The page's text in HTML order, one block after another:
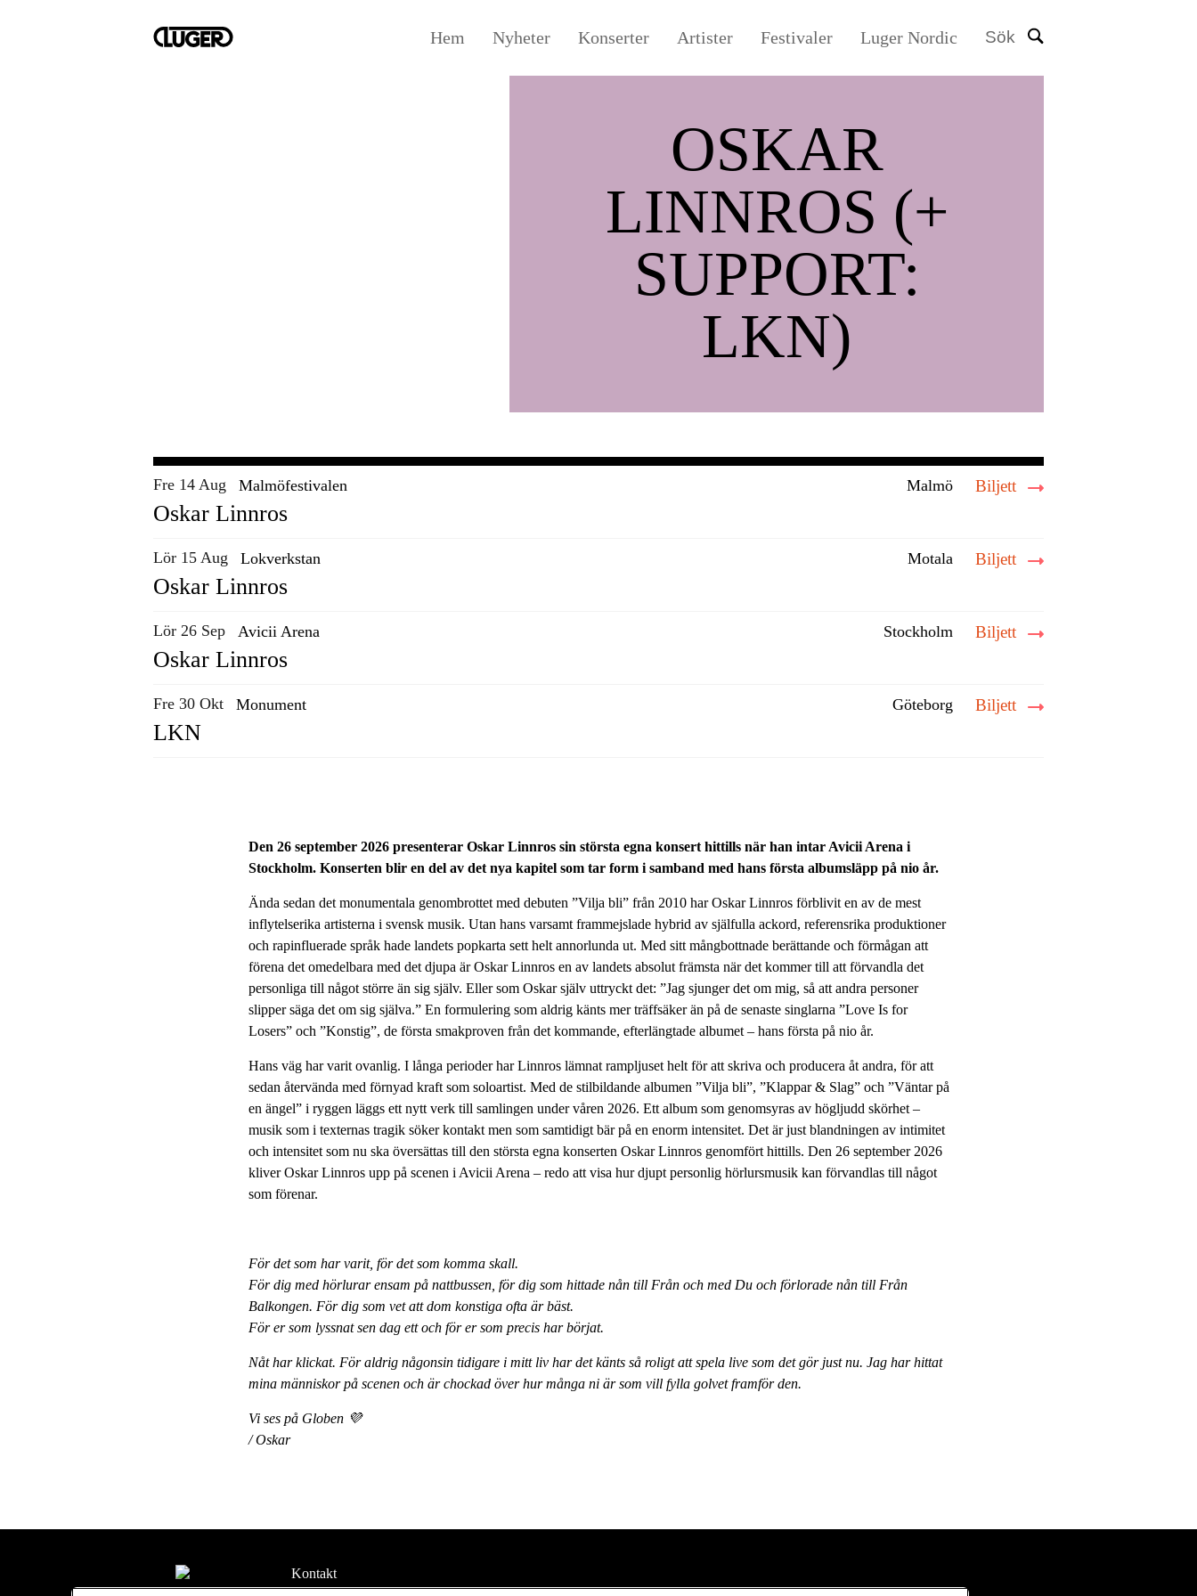
Hem Nyheter Konserter Artister Festivaler Luger Nordic Sök
OSKAR
LINNROS (+
SUPPORT:
LKN)
Fre 14 Aug Malmöfestivalen Malmö Biljett
Oskar Linnros
Lör 15 Aug Lokverkstan Motala Biljett
Oskar Linnros
Lör 26 Sep Avicii Arena Stockholm Biljett
Oskar Linnros
Fre 30 Okt Monument Göteborg Biljett
LKN
Den 26 september 2026 presenterar Oskar Linnros sin största egna konsert hittills när han intar Avicii Arena i
Stockholm. Konserten blir en del av det nya kapitel som tar form i samband med hans första albumsläpp på nio år.
Ända sedan det monumentala genombrottet med debuten ”Vilja bli” från 2010 har Oskar Linnros förblivit en av de mest
inflytelserika artisterna i svensk musik. Utan hans varsamt frammejslade hybrid av själfulla ackord, referensrika produktioner
och rapinfluerade språk hade landets popkarta sett helt annorlunda ut. Med sitt mångbottnade berättande och förmågan att
förena det omedelbara med det djupa är Oskar Linnros en av landets absolut främsta när det kommer till att förvandla det
personliga till något större än sig själv. Eller som Oskar själv uttryckt det: ”Jag sjunger det om mig, så att andra personer
slipper säga det om sig själva.” En formulering som aldrig känts mer träffsäker än på de senaste singlarna ”Love Is for
Losers” och ”Konstig”, de första smakproven från det kommande, efterlängtade albumet – hans första på nio år.
Hans väg har varit ovanlig. I långa perioder har Linnros lämnat rampljuset helt för att skriva och producera åt andra, för att
sedan återvända med förnyad kraft som soloartist. Med de stilbildande albumen ”Vilja bli”, ”Klappar & Slag” och ”Väntar på
en ängel” i ryggen läggs ett nytt verk till samlingen under våren 2026. Ett album som genomsyras av högljudd skörhet –
musik som i texternas tragik söker kontakt men som samtidigt bär på en enorm intensitet. Det är just blandningen av intimitet
och intensitet som nu ska översättas till den största egna konserten Oskar Linnros genomfört hittills. Den 26 september 2026
kliver Oskar Linnros upp på scenen i Avicii Arena – redo att visa hur djupt personlig hörlursmusik kan förvandlas till något
som förenar.
För det som har varit, för det som komma skall.
För dig med hörlurar ensam på nattbussen, för dig som hittade nån till Från och med Du och förlorade nån till Från
Balkongen. För dig som vet att dom konstiga ofta är bäst.
För er som lyssnat sen dag ett och för er som precis har börjat.
Nåt har klickat. För aldrig någonsin tidigare i mitt liv har det känts så roligt att spela live som det gör just nu. Jag har hittat
mina människor på scenen och är chockad över hur många ni är som vill fylla golvet framför den.
Vi ses på Globen 💜
/ Oskar
Kontakt